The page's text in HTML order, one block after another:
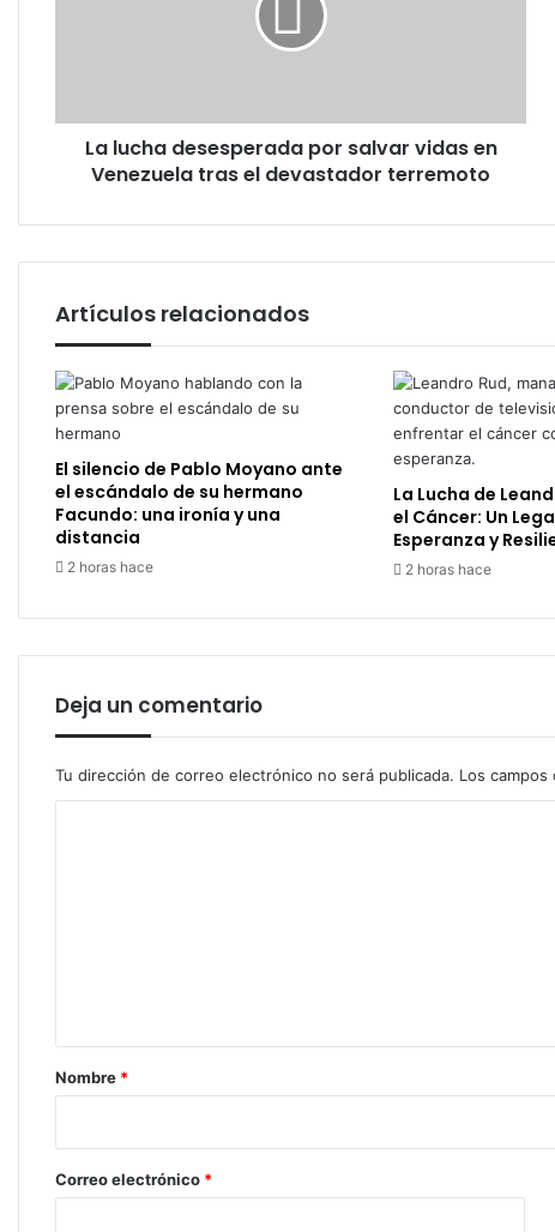
tras
devastador
La lucha desesperada por salvar vidas en
Venezuela tras el devastador terremoto
Artículos relacionados
El silencio de Pablo Moyano ante
el escándalo de su hermano
Facundo: una ironía y una
distancia
2 horas hace
La Lucha de
el Cáncer: Un
Esperanza y
2 horas hace
Deja un comentario
Tu dirección de correo electrónico no será publicada. Los
r
*
Nombre *
Correo electrónico *